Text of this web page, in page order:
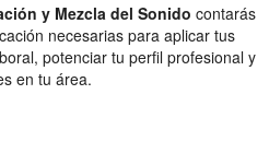
y Mezcla del Sonido contarás
necesarias para aplicar tus
potenciar tu perfil profesional y
en tu área.